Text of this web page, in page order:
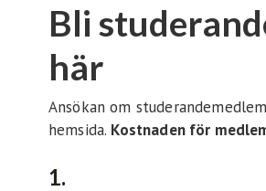
Bli
här
Ansökan om
hemsida. Kostnaden för
1.